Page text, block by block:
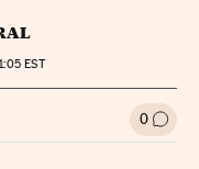
EST
0 Ir a